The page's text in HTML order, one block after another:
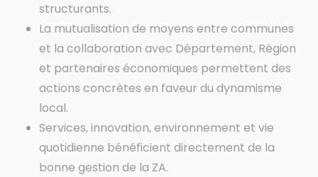
structurants.
La mutualisation de moyens entre communes
et la collaboration avec Département, Région
et partenaires économiques permettent des
actions concrètes en faveur du dynamisme
local.
Services, innovation, environnement et vie
quotidienne bénéficient directement de la
bonne gestion de la ZA.